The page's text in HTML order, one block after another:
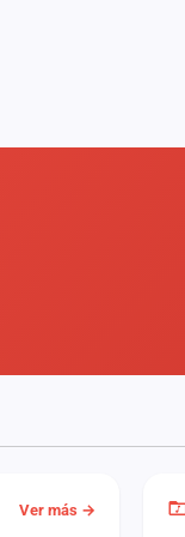
Ver más →